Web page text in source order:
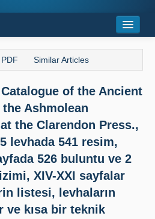
PDF Similar Articles
Catalogue of the Ancient
Ashmolean
the Clarendon Press.,
levhada 541 resim,
526 buluntu ve 2
XIV-XXI sayfalar
listesi, levhaların
ve kısa bir teknik